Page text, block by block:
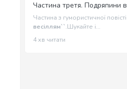
Частина третя. Подряпини
Частина з гумористичної повісті
весіллям``.Шукайте і...
4 хв читати